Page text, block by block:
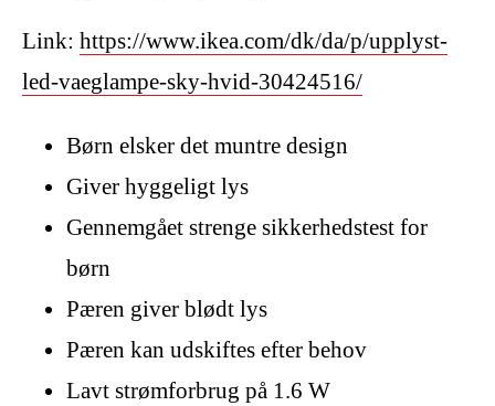
Link: https://www.ikea.com/dk/da/p/upplyst-
led-vaeglampe-sky-hvid-30424516/
Børn elsker det muntre design
Giver hyggeligt lys
Gennemgået strenge sikkerhedstest for
børn
Pæren giver blødt lys
Pæren kan udskiftes efter behov
Lavt strømforbrug på 1.6 W